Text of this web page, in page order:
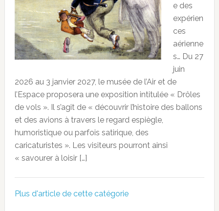
e des
expérien
ces
aérienne
s… Du 27
juin
2026 au 3 janvier 2027, le musée de l’Air et de
l’Espace proposera une exposition intitulée « Drôles
de vols ». Il s’agit de « découvrir l’histoire des ballons
et des avions à travers le regard espiègle,
humoristique ou parfois satirique, des
caricaturistes ». Les visiteurs pourront ainsi
« savourer à loisir […]
Plus d'article de cette catégorie